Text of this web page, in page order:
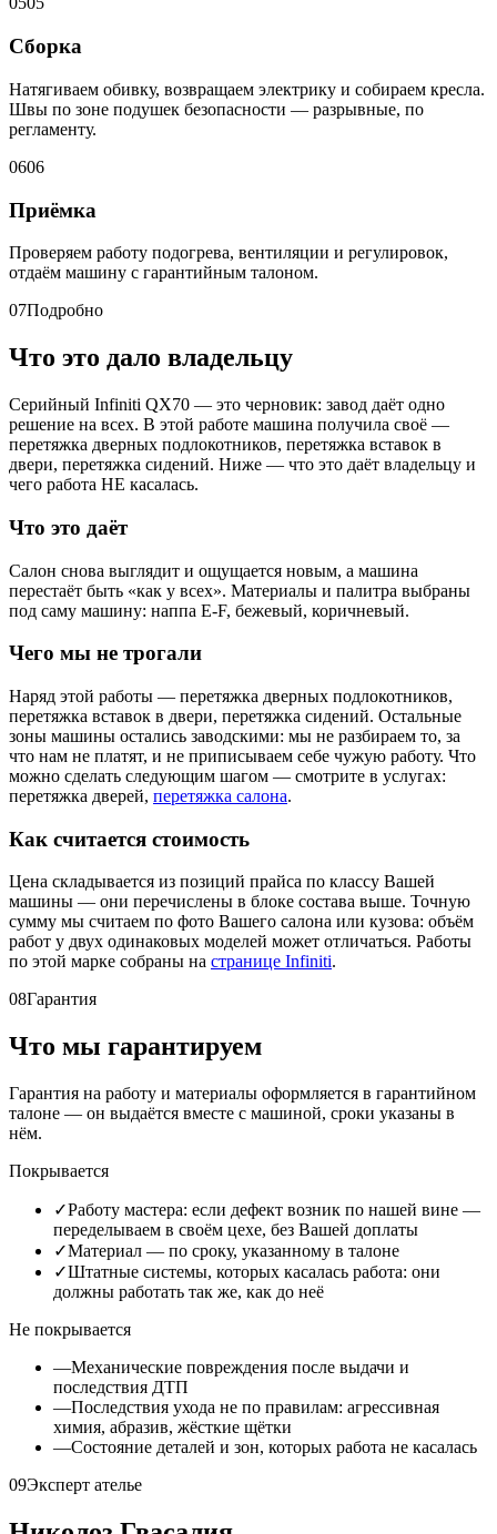
Сборка
Натягиваем обивку, возвращаем электрику и собираем кресла.
Швы по зоне подушек безопасности — разрывные, по
регламенту.
0606
Приёмка
Проверяем работу подогрева, вентиляции и регулировок,
отдаём машину с гарантийным талоном.
07Подробно
Что это дало владельцу
Серийный Infiniti QX70 — это черновик: завод даёт одно
решение на всех. В этой работе машина получила своё —
перетяжка дверных подлокотников, перетяжка вставок в
двери, перетяжка сидений. Ниже — что это даёт владельцу и
чего работа НЕ касалась.
Что это даёт
Салон снова выглядит и ощущается новым, а машина
перестаёт быть «как у всех». Материалы и палитра выбраны
под саму машину: наппа E-F, бежевый, коричневый.
Чего мы не трогали
Наряд этой работы — перетяжка дверных подлокотников,
перетяжка вставок в двери, перетяжка сидений. Остальные
зоны машины остались заводскими: мы не разбираем то, за
что нам не платят, и не приписываем себе чужую работу. Что
можно сделать следующим шагом — смотрите в услугах:
перетяжка дверей, перетяжка салона.
Как считается стоимость
Цена складывается из позиций прайса по классу Вашей
машины — они перечислены в блоке состава выше. Точную
сумму мы считаем по фото Вашего салона или кузова: объём
работ у двух одинаковых моделей может отличаться. Работы
по этой марке собраны на странице Infiniti.
08Гарантия
Что мы гарантируем
Гарантия на работу и материалы оформляется в гарантийном
талоне — он выдаётся вместе с машиной, сроки указаны в
нём.
Покрывается
✓Работу мастера: если дефект возник по нашей вине —
переделываем в своём цехе, без Вашей доплаты
✓Материал — по сроку, указанному в талоне
✓Штатные системы, которых касалась работа: они
должны работать так же, как до неё
Не покрывается
—Механические повреждения после выдачи и
последствия ДТП
—Последствия ухода не по правилам: агрессивная
химия, абразив, жёсткие щётки
—Состояние деталей и зон, которых работа не касалась
09Эксперт ателье